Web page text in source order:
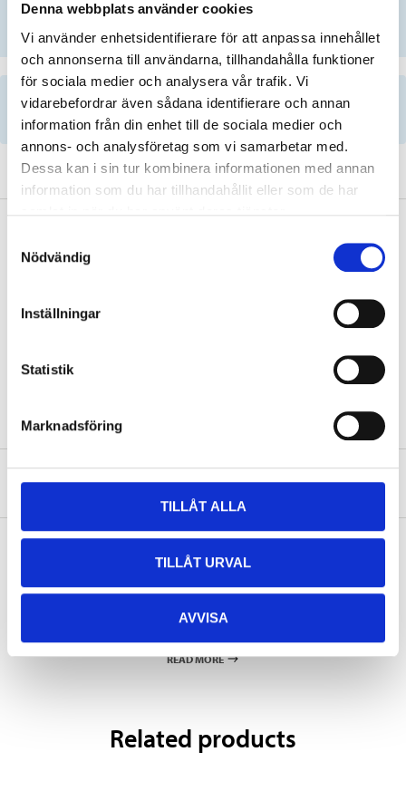
Denna webbplats använder cookies
Vi använder enhetsidentifierare för att anpassa innehållet
och annonserna till användarna, tillhandahålla funktioner
för sociala medier och analysera vår trafik. Vi
vidarebefordrar även sådana identifierare och annan
information från din enhet till de sociala medier och
annons- och analysföretag som vi samarbetar med.
Dessa kan i sin tur kombinera informationen med annan
information som du har tillhandahållit eller som de har
Nödvändig
Inställningar
Statistik
Marknadsföring
TILLÅT ALLA
TILLÅT URVAL
AVVISA
SELECT CAR MANUALLY
Important information when searching for spare
parts by reg. number and service recommendations.
Manual.pdf
About the manufacturer
Pay & Collect
Pay & Collect in your local store within 2 hours! For more information
READ MORE
Related products